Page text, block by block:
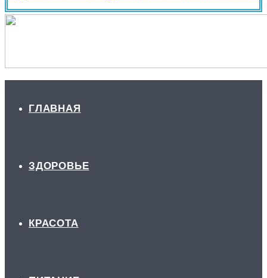
ГЛАВНАЯ
ЗДОРОВЬЕ
КРАСОТА